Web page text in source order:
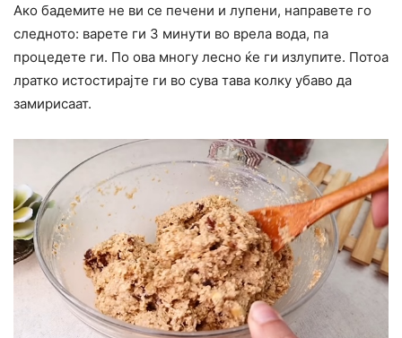
Ако бадемите не ви се печени и лупени, направете го
следното: варете ги 3 минути во врела вода, па
процедете ги. По ова многу лесно ќе ги излупите. Потоа
лратко истостирајте ги во сува тава колку убаво да
замирисаат.